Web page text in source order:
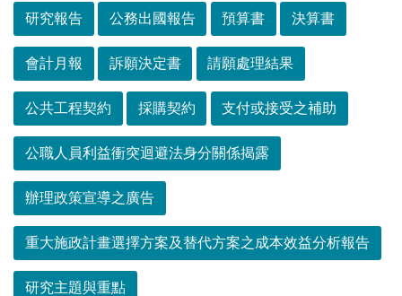
研究報告 公務出國報告 預算書 決算書
會計月報 訴願決定書 請願處理結果
公共工程契約 採購契約 支付或接受之補助
公職人員利益衝突迴避法身分關係揭露
辦理政策宣導之廣告
重大施政計畫選擇方案及替代方案之成本效益分析報告
研究主題與重點